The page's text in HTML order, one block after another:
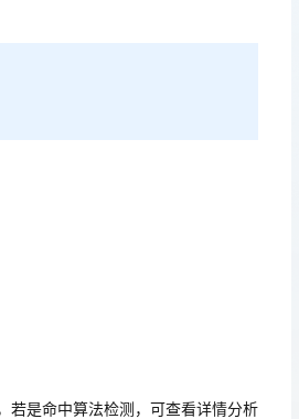
是命中算法检测，可查看详情分析
若是命中算法检测，可查看详情分析